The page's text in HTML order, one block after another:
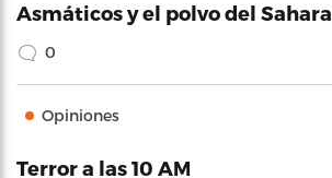
Asmáticos y el polvo del Sahara
0
Opiniones
Terror a las 10 AM